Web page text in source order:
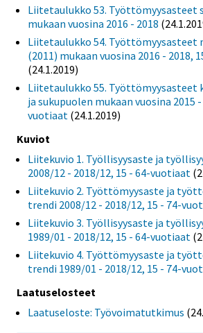
Liitetaulukko 53. Työttömyysasteet
mukaan vuosina 2016 - 2018
Liitetaulukko 54. Työttömyysasteet
(2011) mukaan vuosina 2016 - 2018,
(24.1.2019)
Liitetaulukko 55. Työttömyysasteet
ja sukupuolen mukaan vuosina 2015
vuotiaat (24.1.2019)
Kuviot
Liitekuvio 1. Työllisyysaste ja
2008/12 - 2018/12, 15 - 64-vuotiaat
Liitekuvio 2. Työttömyysaste ja
trendi 2008/12 - 2018/12, 15 - 74-
Liitekuvio 3. Työllisyysaste ja
1989/01 - 2018/12, 15 - 64-vuotiaat
Liitekuvio 4. Työttömyysaste ja
trendi 1989/01 - 2018/12, 15 - 74-
Laatuselosteet
Laatuseloste: Työvoimatutkimus